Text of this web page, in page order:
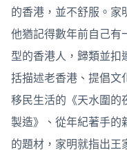
的香港，並不舒服。家
他猶記得數年前自己有
型的香港人，歸類並扣
括描述老香港、提倡文
移民生活的《天水圍的
製造》、從年紀著手的
的題材，家明就指出王